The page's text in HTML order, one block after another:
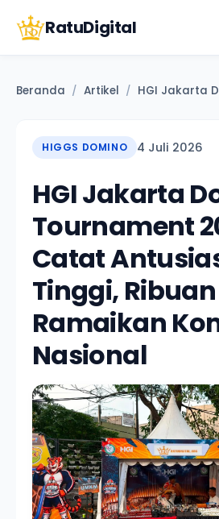
RatuDigital
Beranda / Artikel / HGI Jakarta
HIGGS DOMINO 4 Juli 2026
HGI Jakarta
Tournament
Catat
Tinggi,
Ramaikan
Nasional